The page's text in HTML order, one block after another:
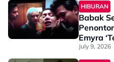
HIBURAN
Babak
Emyra
“Pedih
July 9, 2026